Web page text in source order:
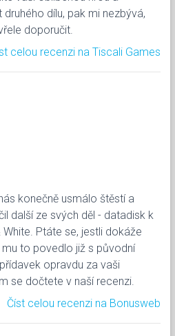
dílu, pak mi nezbývá,
doporučit.
celou recenzi na Tiscali Games
konečně usmálo štěstí a
další ze svých děl - datadisk k
Ptáte se, jestli dokáže
to povedlo již s původní
opravdu za vaši
se dočtete v naší recenzi.
Číst celou recenzi na Bonusweb